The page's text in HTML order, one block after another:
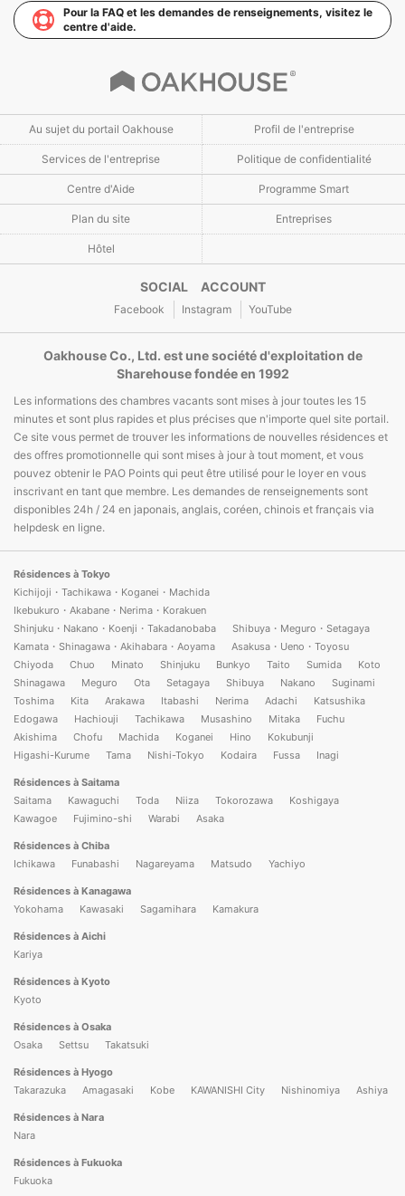
Pour la FAQ et les demandes de renseignements, visitez le
centre d'aide.
Au sujet du portail Oakhouse Profil de l'entreprise
Services de l'entreprise Politique de confidentialité
Centre d'Aide Programme Smart
Plan du site Entreprises
Hôtel
SOCIAL ACCOUNT
Facebook Instagram YouTube
Oakhouse Co., Ltd. est une société d'exploitation de
Sharehouse fondée en 1992
Les informations des chambres vacants sont mises à jour toutes les 15
minutes et sont plus rapides et plus précises que n'importe quel site portail.
Ce site vous permet de trouver les informations de nouvelles résidences et
des offres promotionnelle qui sont mises à jour à tout moment, et vous
pouvez obtenir le PAO Points qui peut être utilisé pour le loyer en vous
inscrivant en tant que membre. Les demandes de renseignements sont
disponibles 24h / 24 en japonais, anglais, coréen, chinois et français via
helpdesk en ligne.
Résidences à Tokyo
Kichijoji・Tachikawa・Koganei・Machida
Ikebukuro・Akabane・Nerima・Korakuen
Shinjuku・Nakano・Koenji・Takadanobaba
Shibuya・Meguro・Setagaya
Kamata・Shinagawa・Akihabara・Aoyama
Asakusa・Ueno・Toyosu
Chiyoda
Chuo Minato Shinjuku Bunkyo Taito Sumida
Koto
Shinagawa
Meguro Ota Setagaya Shibuya Nakano
Suginami
Toshima
Kita Arakawa Itabashi Nerima Adachi
Katsushika
Edogawa
Hachiouji Tachikawa Musashino Mitaka
Fuchu
Akishima
Chofu Machida Koganei Hino
Kokubunji
Higashi-Kurume
Tama Nishi-Tokyo Kodaira Fussa Inagi
Résidences à Saitama
Saitama
Kawaguchi Toda Niiza Tokorozawa
Koshigaya
Kawagoe
Fujimino-shi Warabi Asaka
Résidences à Chiba
Ichikawa
Funabashi Nagareyama Matsudo Yachiyo
Résidences à Kanagawa
Yokohama
Kawasaki Sagamihara Kamakura
Résidences à Aichi
Kariya
Résidences à Kyoto
Kyoto
Résidences à Osaka
Osaka
Settsu Takatsuki
Résidences à Hyogo
Takarazuka
Amagasaki Kobe KAWANISHI City Nishinomiya Ashiya
Résidences à Nara
Nara
Résidences à Fukuoka
Fukuoka